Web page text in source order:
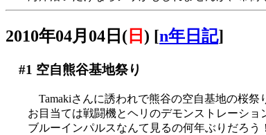
2010年04月04日( 日 ) [n年日記]
#1 空自熊谷基地祭り
Tamakiさんに誘われで熊谷の空自基地の桜祭
お目当ては戦闘機とヘリのデモンストレーショ
ブルーインパルスなんて見るの何年ぶりだろう！